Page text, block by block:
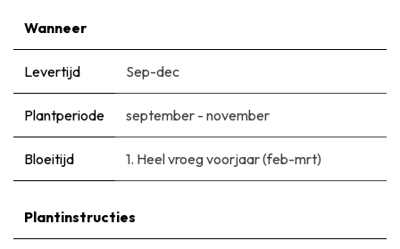
Wanneer
Levertijd Sep-dec
Plantperiode september - november
Bloeitijd 1. Heel vroeg voorjaar (feb-mrt)
Plantinstructies